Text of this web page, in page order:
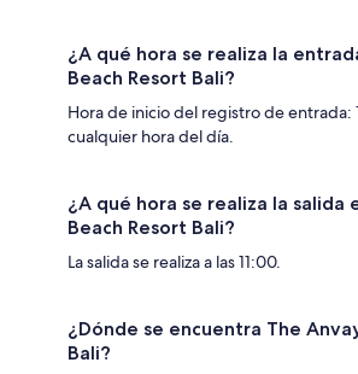
¿A qué hora se realiza la
Beach Resort Bali?
Hora de inicio del registro de entrada:
cualquier hora del día.
¿A qué hora se realiza la salida
Beach Resort Bali?
La salida se realiza a las 11:00.
¿Dónde se encuentra The
Bali?